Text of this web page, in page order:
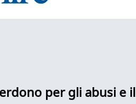
per gli abusi e